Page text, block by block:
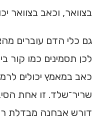
בצוואר, וכאב בצוואר
גם כלי הדם עוברים
לכן תסמינים כמו קור
כאב במאמץ יכולים
שריר־שלד. זו אחת
דורש אבחנה מבדלת